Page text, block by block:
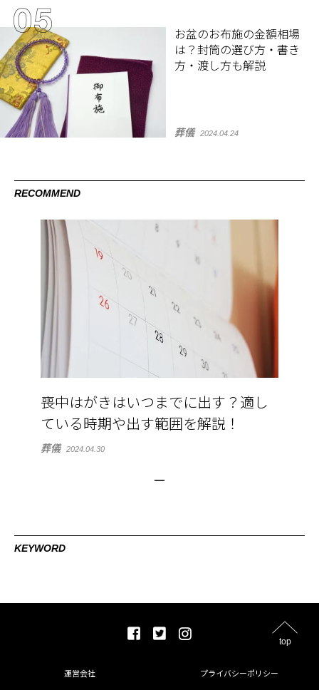
お盆のお布施の金額相場
は？封筒の選び方・書き
方・渡し方も解説
葬儀 2024.04.24
RECOMMEND
喪中はがきはいつまでに出す？適し
ている時期や出す範囲を解説！
葬儀 2024.04.30
KEYWORD
top
運営会社 プライバシーポリシー